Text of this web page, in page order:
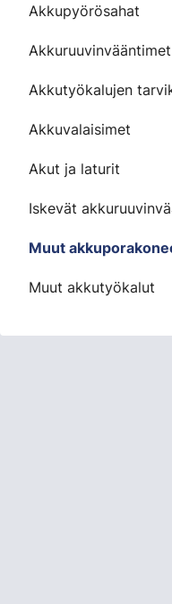
Akkupyörösahat
Akkuruuvinvääntimet
Akkutyökalujen
Akkuvalaisimet
Akut ja laturit
Iskevät
Muut
Muut akkutyökalut